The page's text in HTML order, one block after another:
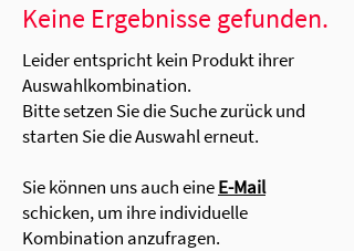
Keine Ergebnisse gefunden.
Leider entspricht kein Produkt ihrer
Auswahlkombination.
Bitte setzen Sie die Suche zurück und
starten Sie die Auswahl erneut.
Sie können uns auch eineE-Mail
schicken, um ihre individuelle
Kombination anzufragen.